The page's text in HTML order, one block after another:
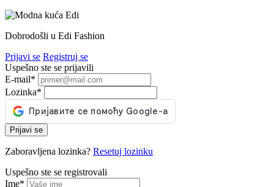
Dobrodošli u Edi Fashion
Prijavi se Registruj se
Uspešno ste se prijavili
E-mail*
Lozinka*
Prijavi se
Zaboravljena lozinka? Resetuj lozinku
Uspešno ste se registrovali
Ime*